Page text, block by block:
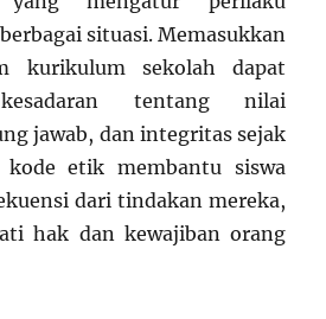
situasi. Memasukkan
kurikulum sekolah dapat
tentang nilai
jawab, dan integritas sejak
kode etik membantu siswa
dari tindakan mereka,
hak dan kewajiban orang